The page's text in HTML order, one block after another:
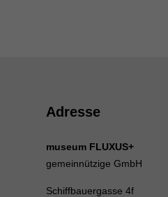
Adresse
museum FLUXUS+
gemeinnützige GmbH
Schiffbauergasse 4f